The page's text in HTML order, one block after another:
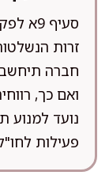
סעיף
זרות
חברה
ואם כך,
נועד למנוע
פעילות